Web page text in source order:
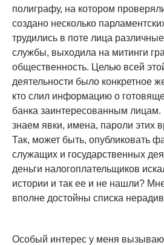
полиграфу, на котором
создано несколько
трудились в поте лица
службы, выходила на митинги
общественность. Целью всей
деятельности было конкретное
кто слил информацию о
банка заинтересованным
знаем явки, имена, пароли этих
Так, может быть, опубликовать
служащих и государственных
деньги налогоплательщиков
истории и так ее и не нашли?
вполне достойны списка
Особый интерес у меня